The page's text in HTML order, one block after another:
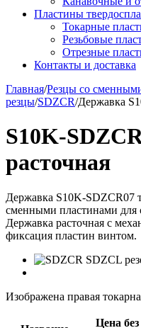
Пластины
Токарные
Резьбовые
Отрезные
Контакты и доставка
Главная/Резцы со
резцы/SDZCR/Державка
S10K-
расточная
Державка S10K-SDZCR07
сменными пластинами для
Державка расточная с
фиксация пластин винтом.
Изображена правая
Цена без